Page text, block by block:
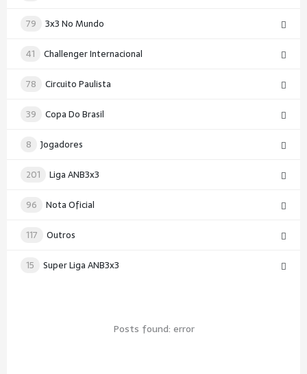
79 3x3 No Mundo
41 Challenger Internacional
78 Circuito Paulista
39 Copa Do Brasil
8 Jogadores
201 Liga ANB3x3
96 Nota Oficial
117 Outros
15 Super Liga ANB3x3
Posts found: error